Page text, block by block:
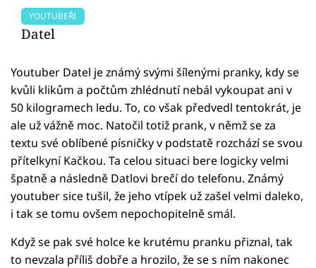
YOUTUBEŘI
Datel
Youtuber Datel je známý svými šílenými pranky, kdy se
kvůli klikům a počtům zhlédnutí nebál vykoupat ani v
50 kilogramech ledu. To, co však předvedl tentokrát, je
ale už vážně moc. Natočil totiž prank, v němž se za
textu své oblíbené písničky v podstatě rozchází se svou
přítelkyní Kačkou. Ta celou situaci bere logicky velmi
špatně a následně Datlovi brečí do telefonu. Známý
youtuber sice tušil, že jeho vtípek už zašel velmi daleko,
i tak se tomu ovšem nepochopitelně smál.
Když se pak své holce ke krutému pranku přiznal, tak
to nevzala příliš dobře a hrozilo, že se s ním nakonec